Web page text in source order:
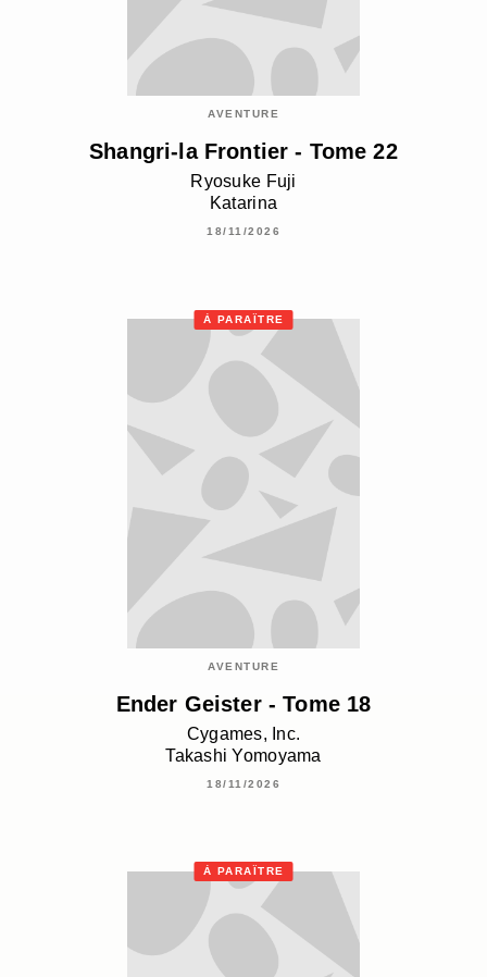
AVENTURE
Shangri-la Frontier - Tome 22
Ryosuke Fuji
Katarina
18/11/2026
À PARAÎTRE
AVENTURE
Ender Geister - Tome 18
Cygames, Inc.
Takashi Yomoyama
18/11/2026
À PARAÎTRE